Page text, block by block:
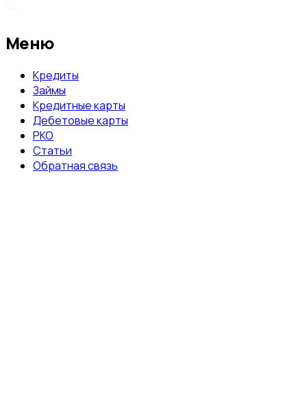
Меню
Кредиты
Займы
Кредитные карты
Дебетовые карты
РКО
Статьи
Обратная связь